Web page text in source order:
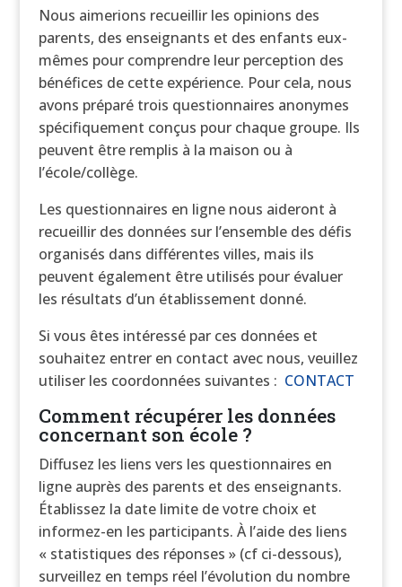
Nous aimerions recueillir les opinions des
parents, des enseignants et des enfants eux-
mêmes pour comprendre leur perception des
bénéfices de cette expérience. Pour cela, nous
avons préparé trois questionnaires anonymes
spécifiquement conçus pour chaque groupe. Ils
peuvent être remplis à la maison ou à
l’école/collège.
Les questionnaires en ligne nous aideront à
recueillir des données sur l’ensemble des défis
organisés dans différentes villes, mais ils
peuvent également être utilisés pour évaluer
les résultats d’un établissement donné.
Si vous êtes intéressé par ces données et
souhaitez entrer en contact avec nous, veuillez
utiliser les coordonnées suivantes : CONTACT
Comment récupérer les données
concernant son école ?
Diffusez les liens vers les questionnaires en
ligne auprès des parents et des enseignants.
Établissez la date limite de votre choix et
informez-en les participants. À l’aide des liens
« statistiques des réponses » (cf ci-dessous),
surveillez en temps réel l’évolution du nombre